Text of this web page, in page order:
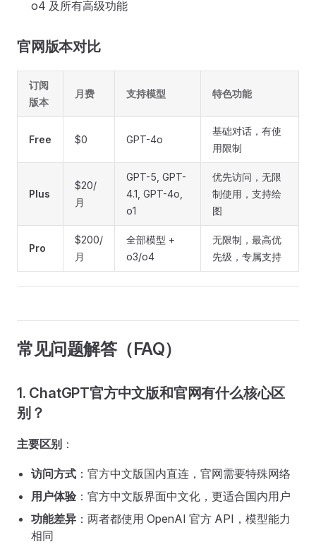
o4 及所有高级功能
官网版本对比
订阅
版本
月费 支持模型 特色功能
Free $0 GPT-4o
基础对话，有使
用限制
Plus
$20/
月
GPT-5, GPT-
4.1, GPT-4o,
o1
优先访问，无限
制使用，支持绘
图
Pro
$200/
月
全部模型 +
o3/o4
无限制，最高优
先级，专属支持
常见问题解答（FAQ）
1. ChatGPT官方中文版和官网有什么核心区
别？
主要区别 ：
访问方式 ：官方中文版国内直连，官网需要特殊网络
用户体验 ：官方中文版界面中文化，更适合国内用户
功能差异 ：两者都使用 OpenAI 官方 API，模型能力
相同